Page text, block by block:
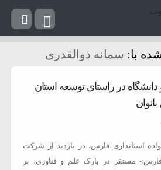
با: سمانه ذوالقدری
دانشگاه در راستای توسعه استان
استانداری فارس، در بازدید از شرکت
مستقر در پارک علم و فناوری، بر